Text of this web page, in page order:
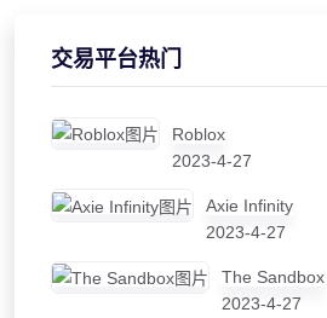
交易平台热门
Roblox
2023-4-27
Axie Infinity
2023-4-27
The Sandbox
2023-4-27